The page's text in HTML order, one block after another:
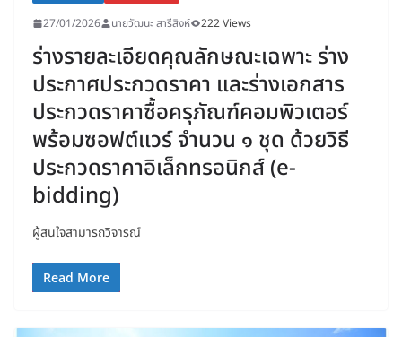
27/01/2026 นายวัฒนะ สารีสิงห์ 222 Views
ร่างรายละเอียดคุณลักษณะเฉพาะ ร่าง
ประกาศประกวดราคา และร่างเอกสาร
ประกวดราคาซื้อครุภัณฑ์คอมพิวเตอร์
พร้อมซอฟต์แวร์ จำนวน ๑ ชุด ด้วยวิธี
ประกวดราคาอิเล็กทรอนิกส์ (e-
bidding)
ผู้สนใจสามารถวิจารณ์
Read More